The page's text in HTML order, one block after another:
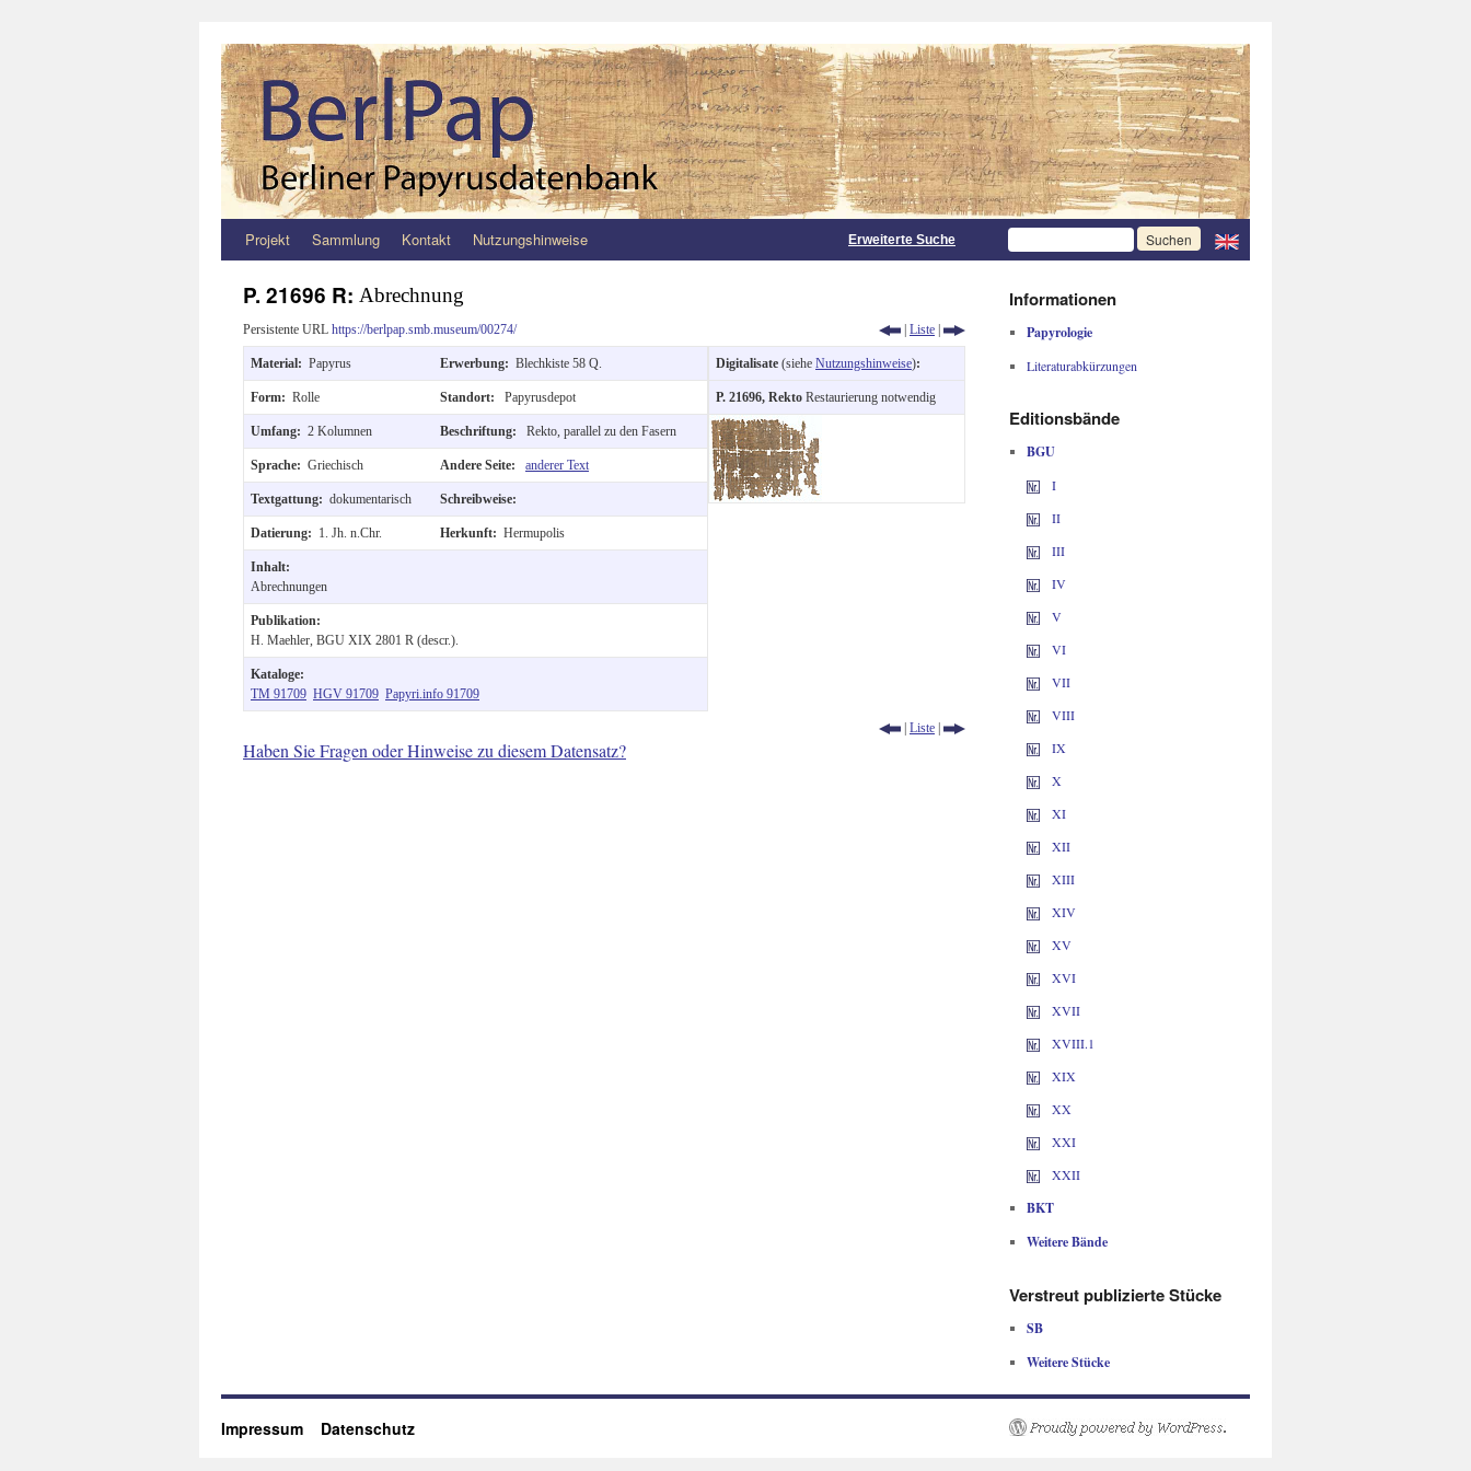
Zum
springen
Projekt Sammlung Kontakt Nutzungshinweise Erweiterte Suche
P. 21696 R: Abrechnung
Persistente URL https://berlpap.smb.museum/00274/ | Liste |
Material: Papyrus Erwerbung: Blechkiste 58 Q.
Form: Rolle Standort: Papyrusdepot
Umfang: 2 Kolumnen Beschriftung: Rekto, parallel zu den Fasern
Sprache: Griechisch Andere Seite: anderer Text
Textgattung: dokumentarisch Schreibweise:
Datierung: 1. Jh. n.Chr. Herkunft: Hermupolis
Inhalt:
Abrechnungen
Publikation:
H. Maehler, BGU XIX 2801 R (descr.).
Kataloge:
TM 91709 HGV 91709 Papyri.info 91709
Digitalisate (siehe Nutzungshinweise):
P. 21696, Rekto Restaurierung notwendig
| Liste |
Haben Sie Fragen oder Hinweise zu diesem Datensatz?
Informationen
Papyrologie
Literaturabkürzungen
Editionsbände
BGU
I
II
III
IV
V
VI
VII
VIII
IX
X
XI
XII
XIII
XIV
XV
XVI
XVII
XVIII.1
XIX
XX
XXI
XXII
BKT
Weitere Bände
Verstreut publizierte Stücke
SB
Weitere Stücke
Impressum Datenschutz